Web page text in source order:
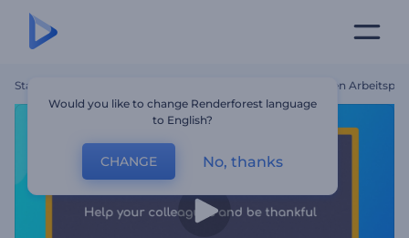
Startseite 5 Tipps Zur Schaffung Eines Glücklichen
Would you like to change Renderforest language
to English?
CHANGE No, thanks